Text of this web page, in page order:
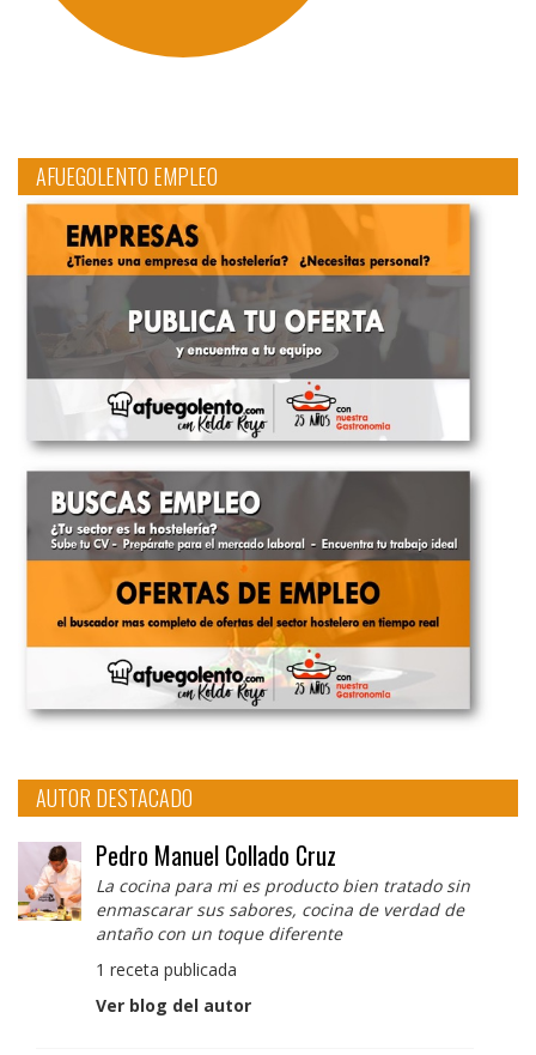
AFUEGOLENTO EMPLEO
AUTOR DESTACADO
Pedro Manuel Collado Cruz
La cocina para mi es producto bien tratado sin
enmascarar sus sabores, cocina de verdad de
antaño con un toque diferente
1 receta publicada
Ver blog del autor